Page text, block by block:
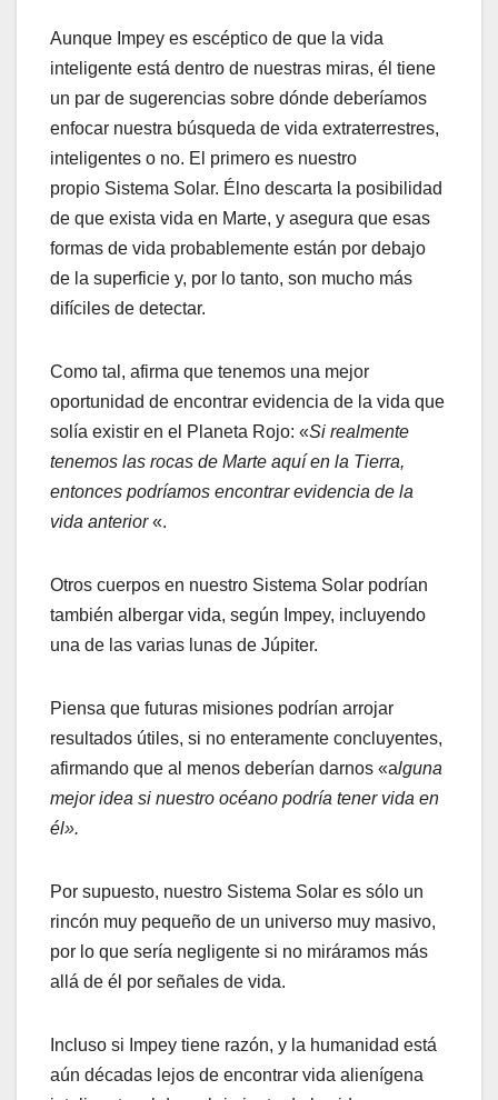
Aunque Impey es escéptico de que la vida
inteligente está dentro de nuestras miras, él tiene
un par de sugerencias sobre dónde deberíamos
enfocar nuestra búsqueda de vida extraterrestres,
inteligentes o no. El primero es nuestro
propio Sistema Solar. Élno descarta la posibilidad
de que exista vida en Marte, y asegura que esas
formas de vida probablemente están por debajo
de la superficie y, por lo tanto, son mucho más
difíciles de detectar.
Como tal, afirma que tenemos una mejor
oportunidad de encontrar evidencia de la vida que
solía existir en el Planeta Rojo: «Si realmente
tenemos las rocas de Marte aquí en la Tierra,
entonces podríamos encontrar evidencia de la
vida anterior«.
Otros cuerpos en nuestro Sistema Solar podrían
también albergar vida, según Impey, incluyendo
una de las varias lunas de Júpiter.
Piensa que futuras misiones podrían arrojar
resultados útiles, si no enteramente concluyentes,
afirmando que al menos deberían darnos «alguna
mejor idea si nuestro océano podría tener vida en
él».
Por supuesto, nuestro Sistema Solar es sólo un
rincón muy pequeño de un universo muy masivo,
por lo que sería negligente si no miráramos más
allá de él por señales de vida.
Incluso si Impey tiene razón, y la humanidad está
aún décadas lejos de encontrar vida alienígena